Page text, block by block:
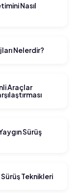
Nasıl
Nelerdir?
Araçlar
Sürüş
Teknikleri